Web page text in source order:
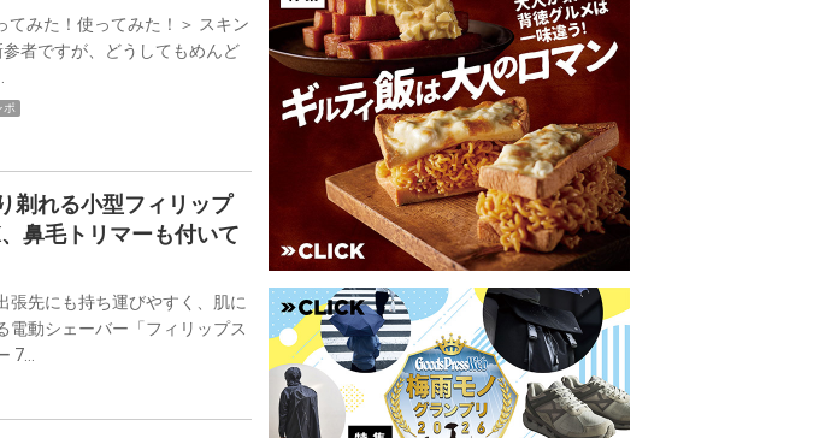
てみた！使ってみた！＞ スキン
者ですが、どうしてもめんど
ポ
剃れる小型フィリップ
鼻毛トリマーも付いて
張先にも持ち運びやすく、肌に
電動シェーバー「フィリップス
7…